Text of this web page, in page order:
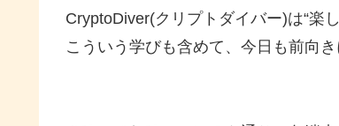
CryptoDiver(クリプトダイバー)は“楽
こういう学びも含めて、今日も前向